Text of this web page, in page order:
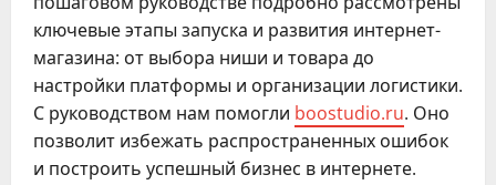
ключевые этапы запуска и развития интернет-
магазина: от выбора ниши и товара до
настройки платформы и организации логистики.
С руководством нам помогли boostudio.ru. Оно
позволит избежать распространенных ошибок
и построить успешный бизнес в интернете.